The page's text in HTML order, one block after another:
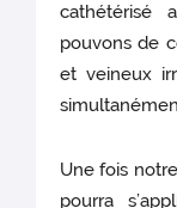
cathétérisé
pouvons de
et veineux
Une fois
pourra